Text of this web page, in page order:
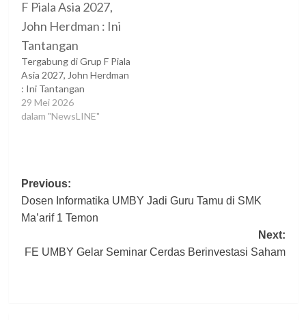
Tergabung di Grup F Piala
Asia 2027, John Herdman
: Ini Tantangan
29 Mei 2026
dalam "NewsLINE"
Post
navigation
Previous:
Dosen Informatika UMBY Jadi Guru Tamu di SMK
Ma’arif 1 Temon
Next:
FE UMBY Gelar Seminar Cerdas Berinvestasi Saham